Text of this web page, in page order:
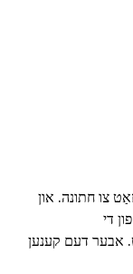
צו חתונה. און
די
אבער דעם קענען